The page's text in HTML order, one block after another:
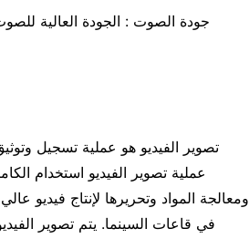
جودة الصوت : الجودة العالية
تصوير الفيديو هو عملية تسجيل
عملية تصوير الفيديو استخدام
ومعالجة المواد وتحريرها لإنتاج فيديو
في قاعات السينما. يتم تصوير